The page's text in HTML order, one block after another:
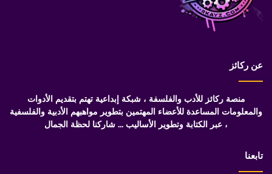
عن ركائز
منصة ركائز للأدب والفلسفة ، شبكة إبداعية تهتم بتقديم الأدوات
والمعلومات المساعدة للأعضاء المهتمين بتطوير مواهبهم الأدبية والفلسفية
، عبر الكتابة وتطوير الأساليب ... شاركنا لحظة الجمال
تابعنا